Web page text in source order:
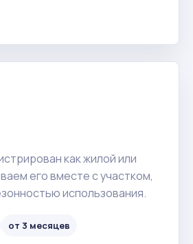
как жилой или
его вместе с участком,
использования.
от 3 месяцев